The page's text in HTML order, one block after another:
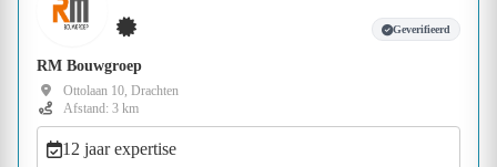
Geverifieerd
RM Bouwgroep
Ottolaan 10, Drachten
Afstand: 3 km
12 jaar expertise